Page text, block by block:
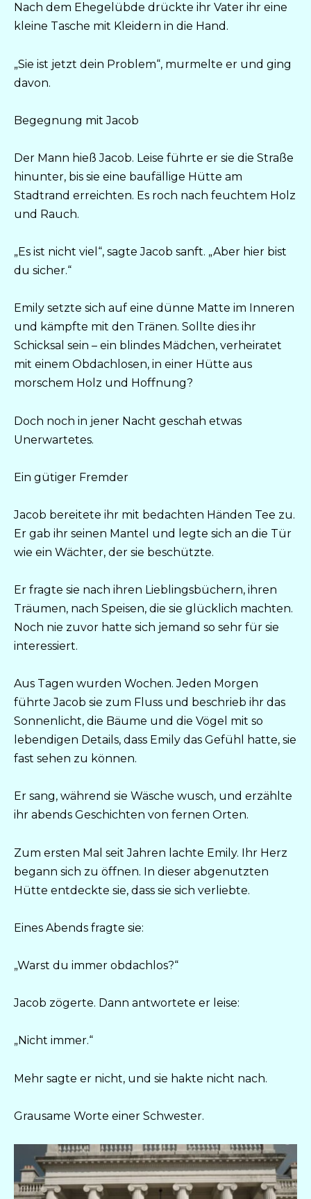
Nach dem Ehegelübde drückte ihr Vater ihr eine
kleine Tasche mit Kleidern in die Hand.
„Sie ist jetzt dein Problem“, murmelte er und ging
davon.
Begegnung mit Jacob
Der Mann hieß Jacob. Leise führte er sie die Straße
hinunter, bis sie eine baufällige Hütte am
Stadtrand erreichten. Es roch nach feuchtem Holz
und Rauch.
„Es ist nicht viel“, sagte Jacob sanft. „Aber hier bist
du sicher.“
Emily setzte sich auf eine dünne Matte im Inneren
und kämpfte mit den Tränen. Sollte dies ihr
Schicksal sein – ein blindes Mädchen, verheiratet
mit einem Obdachlosen, in einer Hütte aus
morschem Holz und Hoffnung?
Doch noch in jener Nacht geschah etwas
Unerwartetes.
Ein gütiger Fremder
Jacob bereitete ihr mit bedachten Händen Tee zu.
Er gab ihr seinen Mantel und legte sich an die Tür
wie ein Wächter, der sie beschützte.
Er fragte sie nach ihren Lieblingsbüchern, ihren
Träumen, nach Speisen, die sie glücklich machten.
Noch nie zuvor hatte sich jemand so sehr für sie
interessiert.
Aus Tagen wurden Wochen. Jeden Morgen
führte Jacob sie zum Fluss und beschrieb ihr das
Sonnenlicht, die Bäume und die Vögel mit so
lebendigen Details, dass Emily das Gefühl hatte, sie
fast sehen zu können.
Er sang, während sie Wäsche wusch, und erzählte
ihr abends Geschichten von fernen Orten.
Zum ersten Mal seit Jahren lachte Emily. Ihr Herz
begann sich zu öffnen. In dieser abgenutzten
Hütte entdeckte sie, dass sie sich verliebte.
Eines Abends fragte sie:
„Warst du immer obdachlos?“
Jacob zögerte. Dann antwortete er leise:
„Nicht immer.“
Mehr sagte er nicht, und sie hakte nicht nach.
Grausame Worte einer Schwester.